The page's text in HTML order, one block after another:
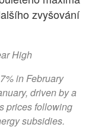
zvyšování
High
in February
driven by a
prices following
subsidies.